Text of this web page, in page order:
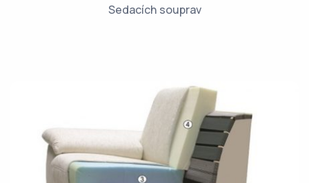
Sedacích souprav